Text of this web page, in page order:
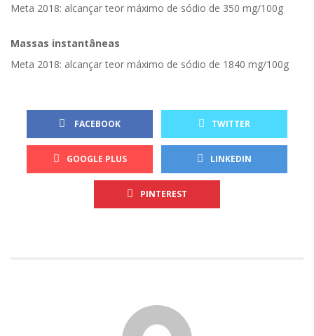
Meta 2018: alcançar teor máximo de sódio de 350 mg/100g
Massas instantâneas
Meta 2018: alcançar teor máximo de sódio de 1840 mg/100g
FACEBOOK TWITTER
GOOGLE PLUS LINKEDIN
PINTEREST